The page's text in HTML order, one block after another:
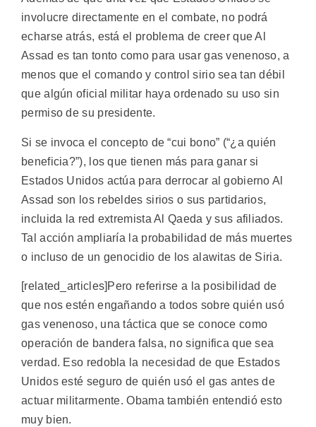
involucre directamente en el combate, no podrá
echarse atrás, está el problema de creer que Al
Assad es tan tonto como para usar gas venenoso, a
menos que el comando y control sirio sea tan débil
que algún oficial militar haya ordenado su uso sin
permiso de su presidente.
Si se invoca el concepto de “cui bono” (“¿a quién
beneficia?”), los que tienen más para ganar si
Estados Unidos actúa para derrocar al gobierno Al
Assad son los rebeldes sirios o sus partidarios,
incluida la red extremista Al Qaeda y sus afiliados.
Tal acción ampliaría la probabilidad de más muertes
o incluso de un genocidio de los alawitas de Siria.
[related_articles]Pero referirse a la posibilidad de
que nos estén engañando a todos sobre quién usó
gas venenoso, una táctica que se conoce como
operación de bandera falsa, no significa que sea
verdad. Eso redobla la necesidad de que Estados
Unidos esté seguro de quién usó el gas antes de
actuar militarmente. Obama también entendió esto
muy bien.